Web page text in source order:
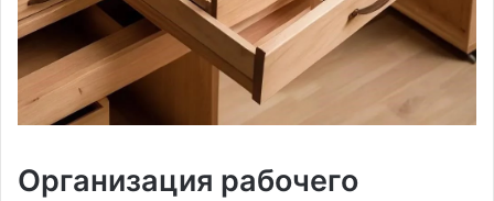
Организация рабочего